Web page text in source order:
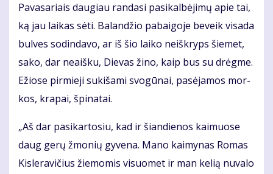
Pa­va­sa­riais dau­giau ran­da­si pa­si­kal­bė­ji­mų apie tai,
ką jau lai­kas sė­ti. Ba­lan­džio pa­bai­go­je be­veik vi­sa­da
bul­ves so­din­da­vo, ar iš šio lai­ko ne­iš­kryps šie­met,
sa­ko, dar ne­aiš­ku, Die­vas ži­no, kaip bus su drėg­me.
Ežio­se pir­mie­ji su­ki­ša­mi svo­gū­nai, pa­sė­ja­mos mor­
kos, kra­pai, špi­na­tai.
„Aš dar pa­si­kar­to­siu, kad ir šian­die­nos kai­muo­se
daug ge­rų žmo­nių gy­ve­na. Ma­no kai­my­nas Ro­mas
Kis­le­ra­vi­čius žie­mo­mis vi­suo­met ir man ke­lią nu­va­lo